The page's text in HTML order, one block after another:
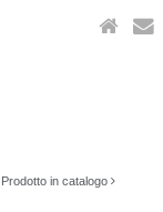
Prodotto in catalogo